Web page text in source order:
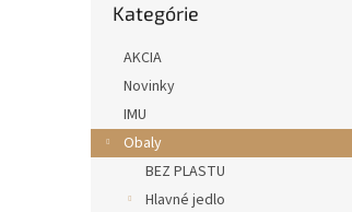
kategórie
Kategórie
AKCIA
Novinky
IMU
Obaly
BEZ PLASTU
Hlavné jedlo